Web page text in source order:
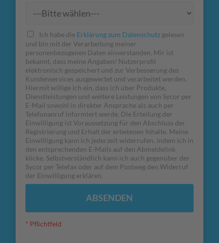
Ich habe die Erklärung zum Datenschutzgelesen
und bin mit der Verarbeitung meiner
personenbezogenen Daten einverstanden. Mir ist
bekannt, dass meine Angaben/ Nutzerprofil
elektronisch gespeichert und zur Verbesserung des
Kundenservices ausgewertet und verarbeitet werden.
Hiermit willige ich ein, dass ich über Produkte,
Dienstleistungen und weitere Leistungen von Sycor per
E-Mail sowohl in direkter Ansprache als auch per
Telefonanruf informiert werde. Die Erteilung der
Einwilligung ist Voraussetzung für den Abschluss der
Registrierung und Erhalt der erbetenen Inhalte. Meine
Einwilligung kann ich jederzeit widerrufen, indem ich in
den entsprechenden E-Mails auf den Abmeldelink
klicke. Selbstverständlich kann ich auch gegenüber der
Sycor per Telefax oder auf dem Postweg den Widerruf
der Einwilligung erklären.
ABSENDEN
* Pflichtfeld